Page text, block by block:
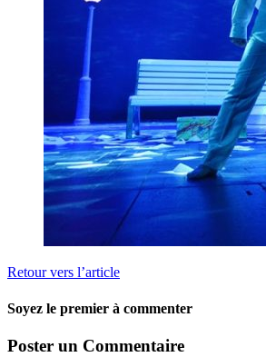
Retour vers l’article
Soyez le premier à commenter
Poster un Commentaire